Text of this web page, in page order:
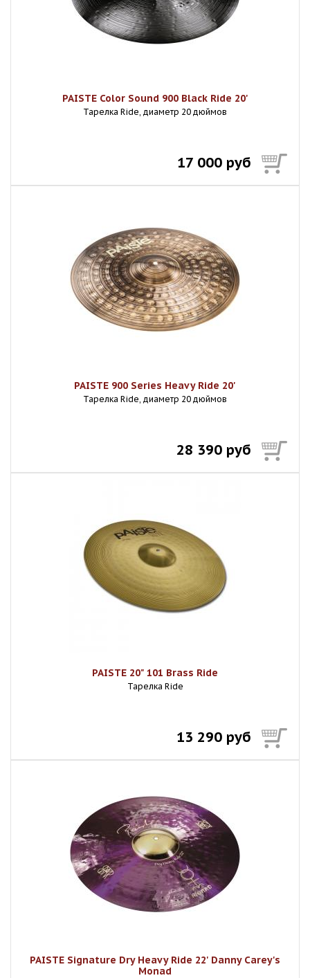
PAISTE Color Sound 900 Black Ride 20'
Тарелка Ride, диаметр 20 дюймов
17 000 руб
PAISTE 900 Series Heavy Ride 20'
Тарелка Ride, диаметр 20 дюймов
28 390 руб
PAISTE 20" 101 Brass Ride
Тарелка Ride
13 290 руб
PAISTE Signature Dry Heavy Ride 22' Danny Carey's
Monad